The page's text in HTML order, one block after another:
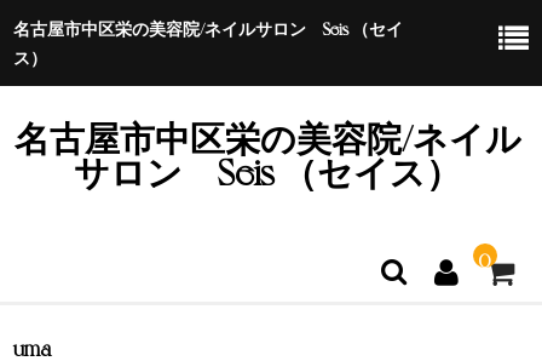
名古屋市中区栄の美容院/ネイルサロン Seis （セイ
ス）
名古屋市中区栄の美容院/ネイル
サロン Seis （セイス）
0
ホーム
uma